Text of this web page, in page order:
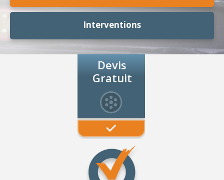
Interventions
Devis
Gratuit